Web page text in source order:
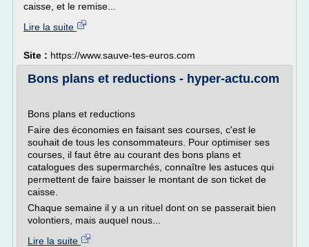
caisse, et le remise...
Lire la suite
Site : https://www.sauve-tes-euros.com
Bons plans et reductions - hyper-actu.com
Bons plans et reductions
Faire des économies en faisant ses courses, c'est le
souhait de tous les consommateurs. Pour optimiser ses
courses, il faut être au courant des bons plans et
catalogues des supermarchés, connaître les astuces qui
permettent de faire baisser le montant de son ticket de
caisse.
Chaque semaine il y a un rituel dont on se passerait bien
volontiers, mais auquel nous...
Lire la suite